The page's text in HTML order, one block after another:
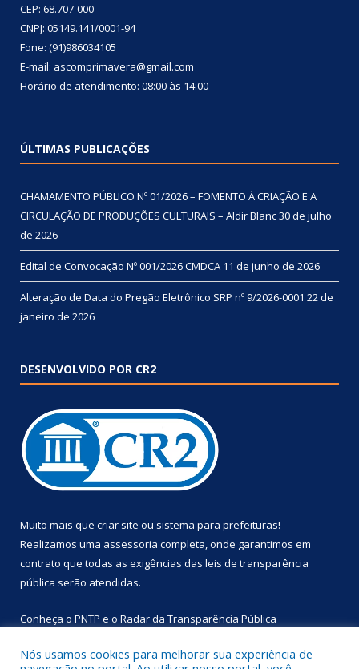
CEP: 68.707-000
CNPJ: 05149.141/0001-94
Fone: (91)986034105
E-mail: ascomprimavera@gmail.com
Horário de atendimento: 08:00 às 14:00
ÚLTIMAS PUBLICAÇÕES
CHAMAMENTO PÚBLICO Nº 01/2026 – FOMENTO À CRIAÇÃO E A
CIRCULAÇÃO DE PRODUÇÕES CULTURAIS – Aldir Blanc30 de julho
de 2026
Edital de Convocação Nº 001/2026 CMDCA 11 de junho de 2026
Alteração de Data do Pregão Eletrônico SRP nº 9/2026-0001 22 de
janeiro de 2026
DESENVOLVIDO POR CR2
Muito mais que criar site ou sistema para prefeituras!
Realizamos uma assessoria completa, onde garantimos em
contrato que todas as exigências das leis de transparência
pública serão atendidas.
Conheça o PNTP e o Radar da Transparência Pública
Nós usamos cookies para melhorar sua experiência de